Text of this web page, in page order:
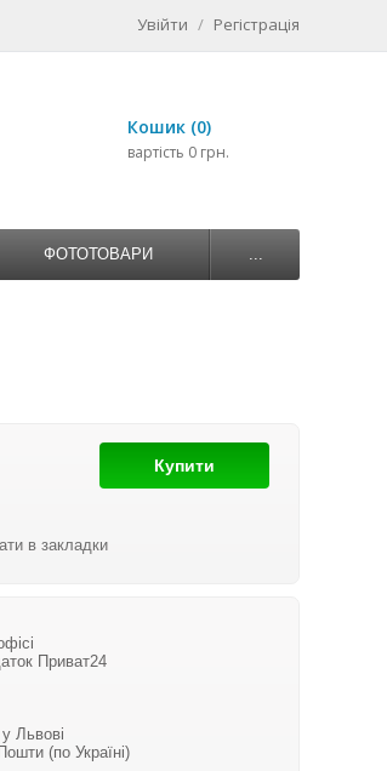
Увійти / Регістрація
Кошик (0)
вартість 0 грн.
ФОТОТОВАРИ ...
Купити
в закладки
Приват24
Львові
(по Україні)